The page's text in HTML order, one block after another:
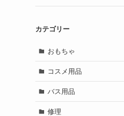
カテゴリー
おもちゃ
コスメ用品
バス用品
修理